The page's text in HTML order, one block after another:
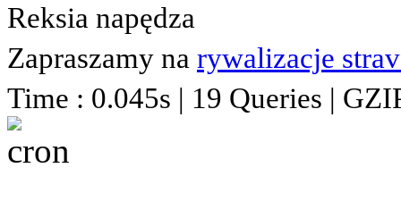
Reksia napędza
Zapraszamy na rywalizacje
Time : 0.045s | 19 Queries |